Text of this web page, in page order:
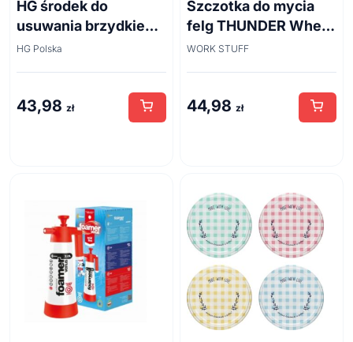
HG środek do
usuwania brzydkiego
zapachu z odpływów
HG Polska
43,98 zł
Szczotka do mycia
felg THUNDER Wheel
Brush 45cm
WORK STUFF
44,98 zł